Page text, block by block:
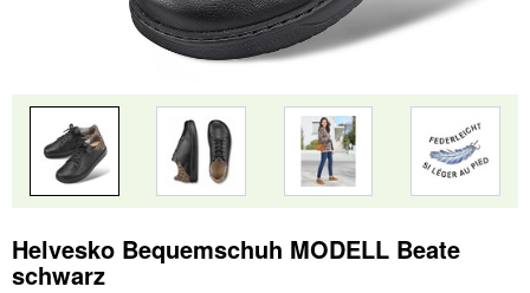
Helvesko Bequemschuh MODELL Beate
schwarz